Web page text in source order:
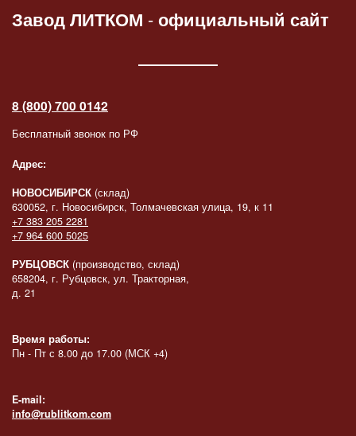
Завод ЛИТКОМ -официальный сайт
8 (800) 700 0142
Бесплатный звонок по РФ
Адрес:
НОВОСИБИРСК (склад)
630052, г. Новосибирск, Толмачевская улица, 19, к 11
+7 383 205 2281
+7 964 600 5025
РУБЦОВСК (производство, склад)
658204, г. Рубцовск, ул. Тракторная,
д. 21
Время работы:
Пн - Пт с 8.00 до 17.00 (МСК +4)
E-mail:
info@rublitkom.com